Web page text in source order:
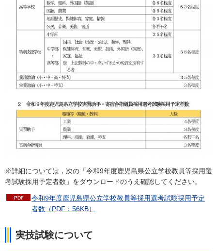
※詳細については，次の「令和9年度鹿児島県公立学校教員等採用選
考試験採用予定者数」をダウンロードのうえ確認してください。
令和9年度鹿児島県公立学校教員等採用選考試験採用予定
者数（PDF：56KB）
実技試験について